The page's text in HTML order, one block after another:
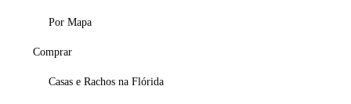
Por Mapa
Comprar
Casas e Rachos na Flórida